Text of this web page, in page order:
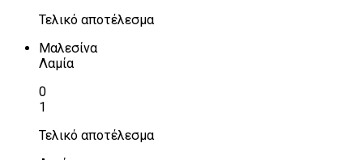
Τελικό αποτέλεσμα
Μαλεσίνα
Λαμία
0
1
Τελικό αποτέλεσμα